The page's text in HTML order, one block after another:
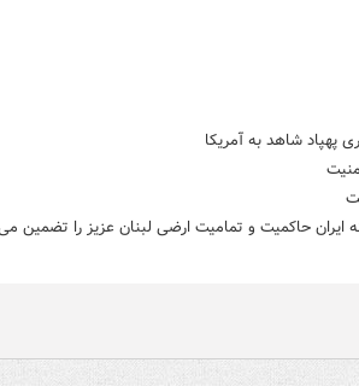
پهپاد شاهد به آمریکا
ایران حاکمیت و تمامیت ارضی لبنان عزیز را تضمین